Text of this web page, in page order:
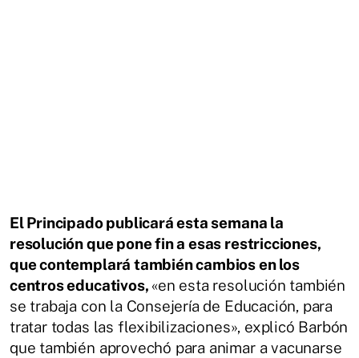
El Principado publicará esta semana la
resolución que pone fin a esas restricciones,
que contemplará también cambios en los
centros educativos,«en esta resolución también
se trabaja con la Consejería de Educación, para
tratar todas las flexibilizaciones», explicó Barbón
que también aprovechó para animar a vacunarse